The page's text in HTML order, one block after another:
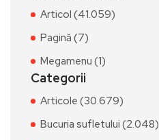
Articol (41.059)
Pagină (7)
Megamenu (1)
Categorii
Articole (30.679)
Bucuria sufletului (2.048)